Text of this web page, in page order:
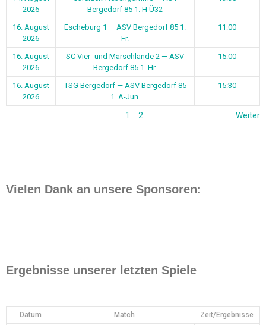
2026
Bergedorf 85 1. H Ü32
16. August
2026
Escheburg 1 — ASV Bergedorf 85 1.
Fr.
11:00
16. August
2026
SC Vier- und Marschlande 2 — ASV
Bergedorf 85 1. Hr.
15:00
16. August
2026
TSG Bergedorf — ASV Bergedorf 85
1. A-Jun.
15:30
1 2 Weiter
Vielen Dank an unsere Sponsoren:
Ergebnisse unserer letzten Spiele
Datum Match Zeit/Ergebnisse